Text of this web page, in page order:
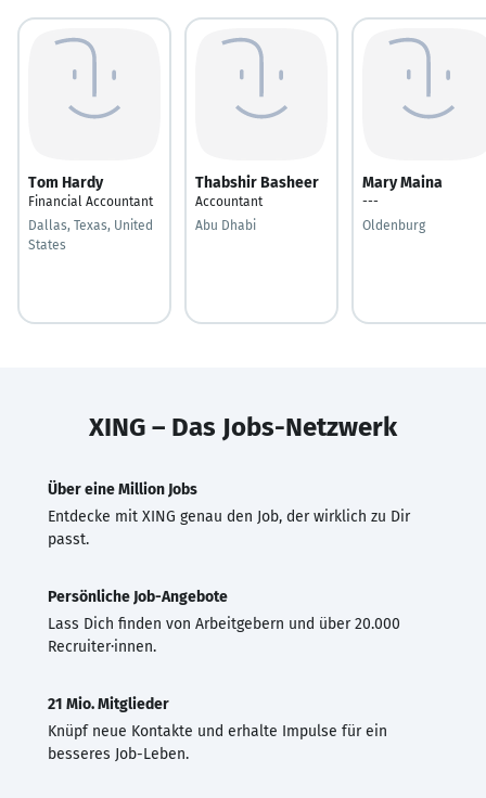
Tom Hardy
Financial Accountant
Dallas, Texas, United
States
Thabshir Basheer
Accountant
Abu Dhabi
Mary Maina
---
Oldenburg
XING – Das Jobs-Netzwerk
Über eine Million Jobs
Entdecke mit XING genau den Job, der wirklich zu Dir
passt.
Persönliche Job-Angebote
Lass Dich finden von Arbeitgebern und über 20.000
Recruiter·innen.
21 Mio. Mitglieder
Knüpf neue Kontakte und erhalte Impulse für ein
besseres Job-Leben.